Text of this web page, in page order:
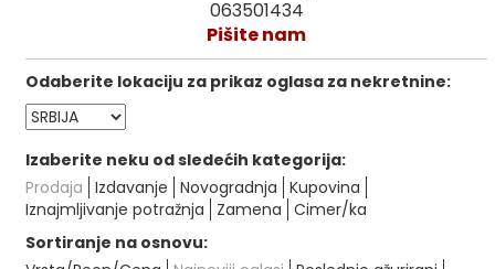
063501434
Pišite nam
Odaberite lokaciju za prikaz oglasa za nekretnine:
Izaberite neku od sledećih kategorija:
Prodaja Izdavanje Novogradnja Kupovina
Iznajmljivanje potražnja
Zamena Cimer/ka
Sortiranje na osnovu: